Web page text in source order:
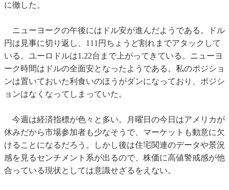
に徹した。
ニューヨークの午後にはドル安が進んだようである。ドル
円は見事に切り返し、111円ちょうど割れまでアタックして
いる。ユーロドルは1.22台まで上がってきている。ニューヨ
ーク時間はドルの全面安となったようである。私のポジショ
ンは置いておいた利食いのほうがダンになっており、ポジシ
ョンはなくなってしまっていた。
今週は経済指標が色々と多い。月曜日の今日はアメリカが
休みだから市場参加者も少なそうで、マーケットも動意に欠
けることになるだろう。しかし後は住宅関連のデータや景況
感を見るセンチメント系が出るので、株価に高値警戒感が他
合っている現状としては意識せざるをえない。